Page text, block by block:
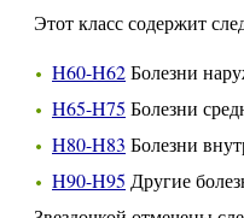
Этот класс содержит
H60-H62Болезни
H65-H75 Болезни
H80-H83 Болезни
H90-H95 Другие